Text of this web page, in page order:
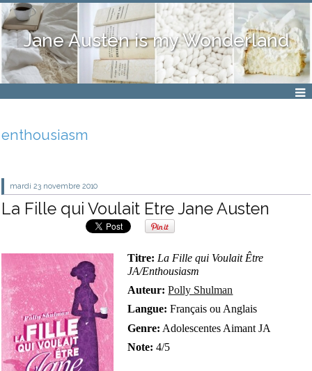
Jane Austen is my Wonderland
enthousiasm
mardi 23 novembre 2010
La Fille qui Voulait Etre Jane Austen
Titre: La Fille qui Voulait Être
JA/Enthousiasm
Auteur: Polly Shulman
Langue: Français ou Anglais
Genre: Adolescentes Aimant JA
Note: 4/5